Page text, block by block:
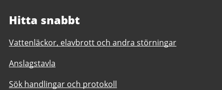
Hitta snabbt
Vattenläckor, elavbrott och andra störningar
Anslagstavla
Sök handlingar och protokoll